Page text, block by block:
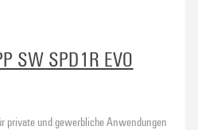
SW SPD1R EVO
private und gewerbliche Anwendungen